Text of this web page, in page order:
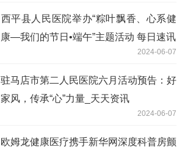
​西平县人民医院举办“粽叶飘香、心系健
康—我们的节日•端午”主题活动 每日速讯
2024-06-07
驻马店市第二人民医院六月活动预告：好
家风，传承“心”力量_天天资讯
2024-06-07
欧姆龙健康医疗携手新华网深度科普房颤